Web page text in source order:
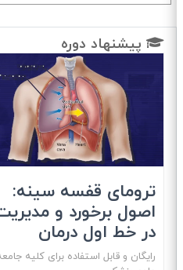
پیشنهاد دوره
ترومای قفسه سینه:
اصول برخورد و مدیریت
در خط اول درمان
رایگان و قابل استفاده برای کلیه جامعه